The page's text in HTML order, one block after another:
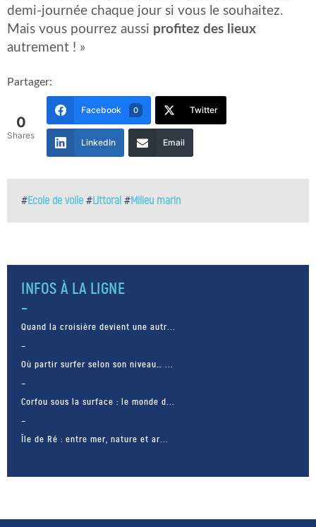
demi-journée chaque jour si vous le souhaitez.
Mais vous pourrez aussi profitez des lieux
autrement ! »
Partager:
0
Shares
Facebook 0 Twitter
LinkedIn Email
#Ecole de voile #Littoral #Milieu marin
INFOS À LA LIGNE
Quand la croisière devient une autr...
Où partir surfer selon son niveau… ...
Corfou sous la surface : le monde d...
Île de Ré : entre mer, nature et ar...